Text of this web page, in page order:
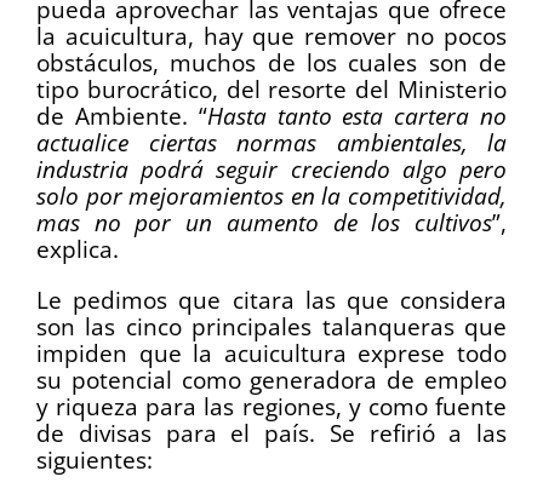
pueda aprovechar las ventajas que ofrece
la acuicultura, hay que remover no pocos
obstáculos, muchos de los cuales son de
tipo burocrático, del resorte del Ministerio
de Ambiente. “Hasta tanto esta cartera no
actualice ciertas normas ambientales, la
industria podrá seguir creciendo algo pero
solo por mejoramientos en la competitividad,
mas no por un aumento de los cultivos”,
explica.
Le pedimos que citara las que considera
son las cinco principales talanqueras que
impiden que la acuicultura exprese todo
su potencial como generadora de empleo
y riqueza para las regiones, y como fuente
de divisas para el país. Se refirió a las
siguientes: